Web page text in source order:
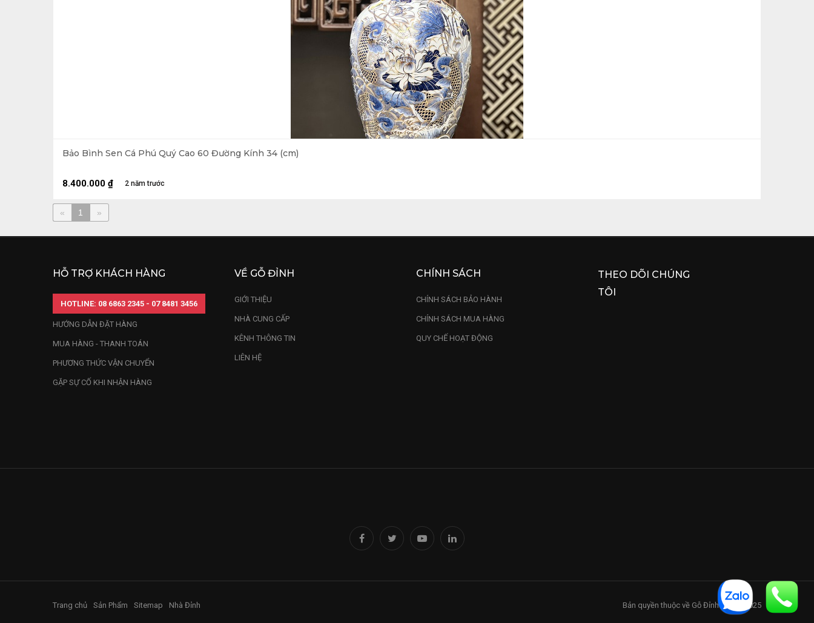
Bảo Bình Sen Cá Phú Quý Cao 60 Đường Kính 34 (cm)
2 năm trước
8.400.000 ₫
« 1 »
HỖ TRỢ KHÁCH HÀNG
HOTLINE: 08 6863 2345 - 07 8481 3456
HƯỚNG DẪN ĐẶT HÀNG
MUA HÀNG - THANH TOÁN
PHƯƠNG THỨC VẬN CHUYỂN
GẶP SỰ CỐ KHI NHẬN HÀNG
VỀ GỖ ĐỈNH
GIỚI THIỆU
NHÀ CUNG CẤP
KÊNH THÔNG TIN
LIÊN HỆ
CHÍNH SÁCH
CHÍNH SÁCH BẢO HÀNH
CHÍNH SÁCH MUA HÀNG
QUY CHẾ HOẠT ĐỘNG
THEO DÕI CHÚNG
TÔI
Trang chủ Sản Phẩm Sitemap Nhà Đỉnh Bản quyền thuộc về Gỗ Đỉnh - 2017-2025